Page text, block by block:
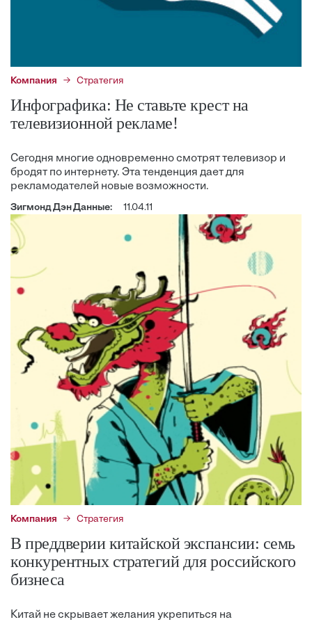
Компания Стратегия
Инфографика: Не ставьте крест на
телевизионной рекламе!
Сегодня многие одновременно смотрят телевизор и
бродят по интернету. Эта тенденция дает для
рекламодателей новые возможности.
Зигмонд Дэн Данные: 11.04.11
Компания Стратегия
В преддверии китайской экспансии: семь
конкурентных стратегий для российского
бизнеса
Китай не скрывает желания укрепиться на